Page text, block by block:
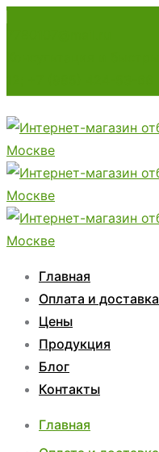
Главная
Оплата и доставка
Цены
Продукция
Блог
Контакты
Главная